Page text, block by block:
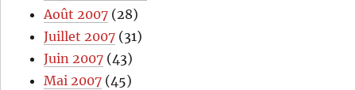
Août 2007 (28)
Juillet 2007 (31)
Juin 2007 (43)
Mai 2007 (45)